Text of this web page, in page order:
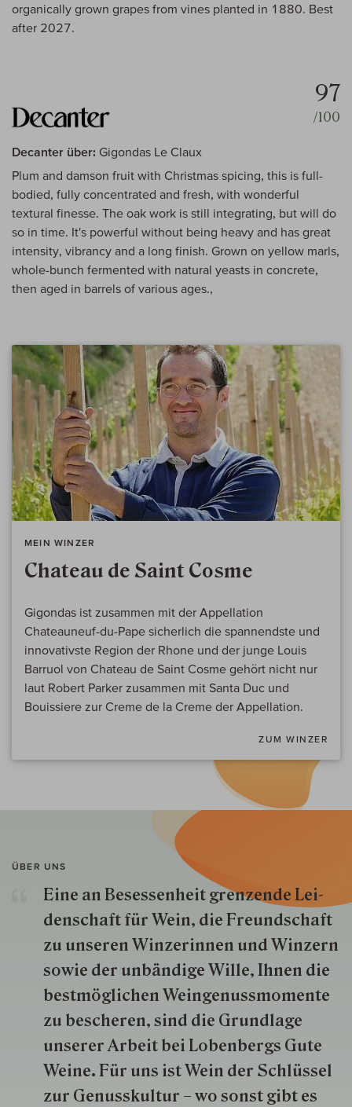
organically grown grapes from vines planted in 1880. Best
after 2027.
97
/100
Decanter über: Gigondas Le Claux
Plum and damson fruit with Christmas spicing, this is full-
bodied, fully concentrated and fresh, with wonderful
textural finesse. The oak work is still integrating, but will do
so in time. It's powerful without being heavy and has great
intensity, vibrancy and a long finish. Grown on yellow marls,
whole-bunch fermented with natural yeasts in concrete,
then aged in barrels of various ages.,
MEIN WINZER
Chateau de Saint Cosme
Gigondas ist zusammen mit der Appellation
Chateauneuf-du-Pape sicherlich die spannendste und
innovativste Region der Rhone und der junge Louis
Barruol von Chateau de Saint Cosme gehört nicht nur
laut Robert Parker zusammen mit Santa Duc und
Bouissiere zur Creme de la Creme der Appellation.
ZUM WINZER
ÜBER UNS
Eine an Besessenheit gren­zende Lei­
den­schaft für Wein, die Freund­schaft
zu unseren Win­zer­innen und Win­zern
so­wie der un­bän­dige Wille, Ihnen die
best­mög­lich­en Wein­genuss­momente
zu besche­ren, sind die Grund­lage
unserer Arbeit bei Lobenbergs Gute
Weine. Für uns ist Wein der Schlüs­sel
zur Genuss­kultur – wo sonst gibt es